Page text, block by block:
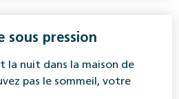
sous pression
la nuit dans la maison de
pas le sommeil, votre